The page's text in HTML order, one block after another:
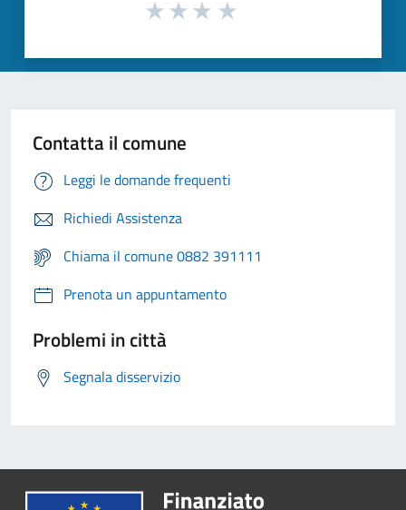
Contatta il comune
Leggi le domande frequenti
Richiedi Assistenza
Chiama il comune 0882 391111
Prenota un appuntamento
Problemi in città
Segnala disservizio